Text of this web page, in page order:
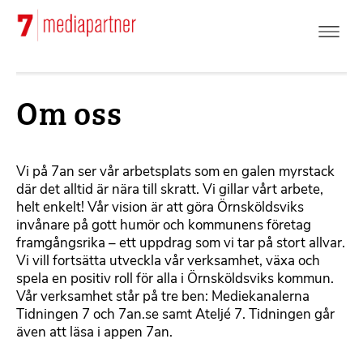
Hoppa
huvudinnehåll
Om oss
F
o
r
m
a
t
t
e
b
Vi på 7an ser vår arbetsplats som en galen myrstack
där det alltid är nära till skratt. Vi gillar vårt arbete,
helt enkelt! Vår vision är att göra Örnsköldsviks
invånare på gott humör och kommunens företag
framgångsrika – ett uppdrag som vi tar på stort allvar.
Vi vill fortsätta utveckla vår verksamhet, växa och
spela en positiv roll för alla i Örnsköldsviks kommun.
Vår verksamhet står på tre ben: Mediekanalerna
Tidningen 7 och 7an.se samt Ateljé 7. Tidningen går
även att läsa i appen 7an.